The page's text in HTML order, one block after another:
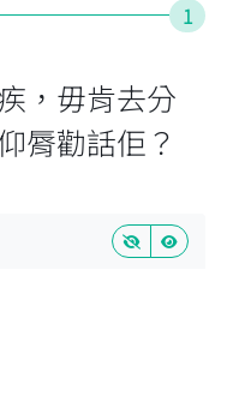
1
，毋肯去分
脣勸話佢？